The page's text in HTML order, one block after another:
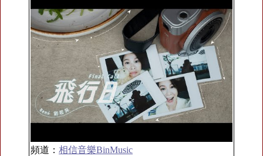
頻道： 相信音樂BinMusic